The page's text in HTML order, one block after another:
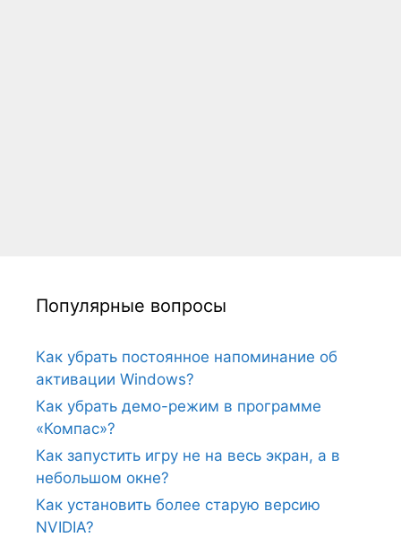
Популярные вопросы
Как убрать постоянное напоминание об
активации Windows?
Как убрать демо-режим в программе
«Компас»?
Как запустить игру не на весь экран, а в
небольшом окне?
Как установить более старую версию
NVIDIA?